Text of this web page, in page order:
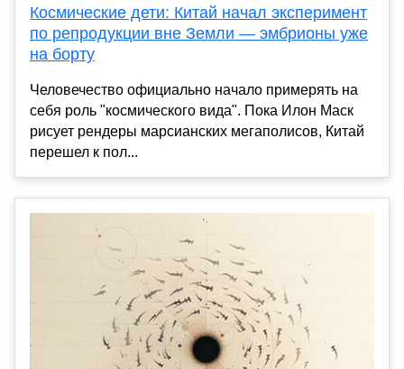
Космические дети: Китай начал эксперимент
по репродукции вне Земли — эмбрионы уже
на борту
Человечество официально начало примерять на
себя роль "космического вида". Пока Илон Маск
рисует рендеры марсианских мегаполисов, Китай
перешел к пол...